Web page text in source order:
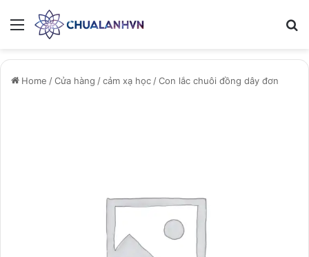
Menu
Home /Cửa hàng /cảm xạ học /Con lắc chuôi đồng dây đơn